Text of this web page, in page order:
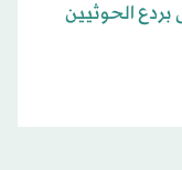
بردع الحوثيين